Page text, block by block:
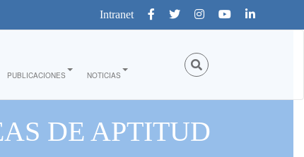
Intranet
PUBLICACIONES NOTICIAS
DE APTITUD